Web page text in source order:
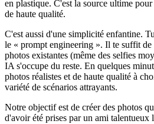
en plastique. C'est la source ultime pour
de haute qualité.
C'est aussi d'une simplicité enfantine.
le « prompt engineering ». Il te suffit de
photos existantes (même des selfies
IA s'occupe du reste. En quelques
photos réalistes et de haute qualité à
variété de scénarios attrayants.
Notre objectif est de créer des photos
d'avoir été prises par un ami talentueux